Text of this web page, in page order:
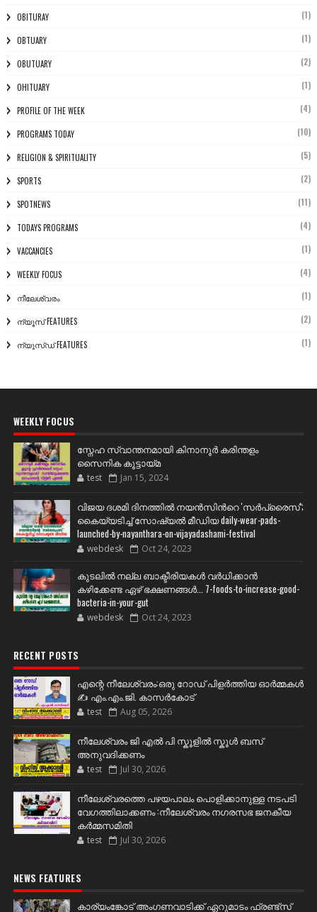
OBITURAY (1)
OBTUARY (1)
OBUTUARY (2)
OHITUARY (1)
PROFILE OF THE WEEK (4)
PROGRAMS TODAY (10)
RELIGION & SPIRITUALITY (5)
SPORTS (2)
SPOTNEWS (11)
TODAYS PROGRAMS (4)
VACCANCIES (1)
WEEKLY FOCUS (4)
നീലേശ്വരം (1)
ന്യൂസ് FEATURES (2)
ന്യൂസ്ഡ് FEATURES (1)
WEEKLY FOCUS
സ്നേഹ സ്വാന്തനമായി കിനാനൂർ കരിന്തളം
സൈനിക കൂട്ടായ്മ
test Jan 15, 2024
വിജയ ദശമി ദിനത്തില്‍ നയന്‍സിന്‍റെ 'സര്‍പ്രൈസ്';
കൈയ്യടിച്ച് സോഷ്യല്‍ മീഡിയ daily-wear-pads-
launched-by-nayanthara-on-vijayadashami-festival
webdesk Oct 24, 2023
കുടലിൽ നല്ല ബാക്ടീരിയകൾ വര്‍ധിക്കാന്‍
കഴിക്കേണ്ട ഏഴ് ഭക്ഷണങ്ങള്‍... 7-foods-to-increase-good-
bacteria-in-your-gut
webdesk Oct 24, 2023
RECENT POSTS
എന്റെ നീലേശ്വരം:ഒരു റോഡ് പിളർത്തിയ ഓർമ്മകൾ
✍️ എം.എം.ജി. കാസർകോട്
test Aug 05, 2026
നീലേശ്വരം ജി എൽ പി സ്കൂളിൽ സ്കൂൾ ബസ്
അനുവദിക്കണം
test Jul 30, 2026
നീലേശ്വരത്തെ പഴയപാലം പൊളിക്കാനുള്ള നടപടി
വേഗത്തിലാക്കണം :നീലേശ്വരം നഗരസഭ ജനകീയ
കർമ്മസമിതി
test Jul 30, 2026
NEWS FEATURES
കാര്യംങ്കോട് അംഗണവാടിക്ക് ഏറുമാടം ഫ്രണ്ട്സ്